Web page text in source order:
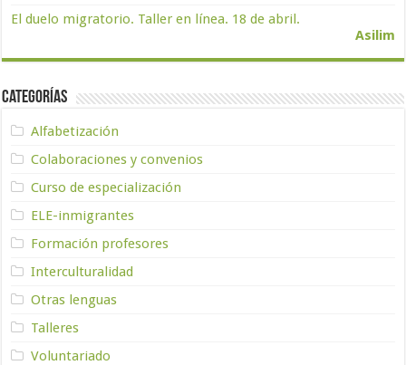
El duelo migratorio. Taller en línea. 18 de abril.
Asilim
Categorías
Alfabetización
Colaboraciones y convenios
Curso de especialización
ELE-inmigrantes
Formación profesores
Interculturalidad
Otras lenguas
Talleres
Voluntariado